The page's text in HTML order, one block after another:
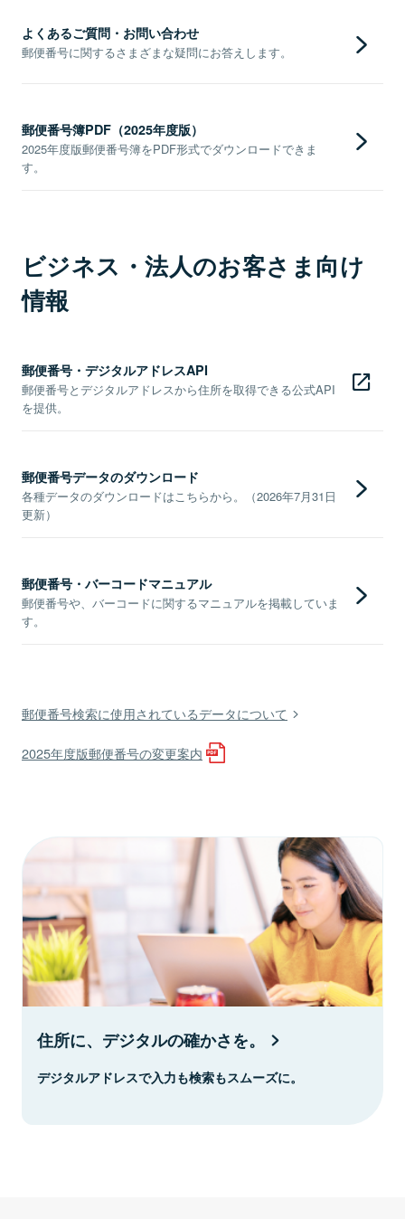
よくあるご質問・お問い合わせ
郵便番号に関するさまざまな疑問にお答えします。
郵便番号簿PDF（2025年度版）
2025年度版郵便番号簿をPDF形式でダウンロードできま
す。
ビジネス・法人のお客さま向け
情報
郵便番号・デジタルアドレスAPI
郵便番号とデジタルアドレスから住所を取得できる公式API
を提供。
郵便番号データのダウンロード
各種データのダウンロードはこちらから。（2026年7月31日
更新）
郵便番号・バーコードマニュアル
郵便番号や、バーコードに関するマニュアルを掲載していま
す。
郵便番号検索に使用されているデータについて
2025年度版郵便番号の変更案内
住所に、デジタルの確かさを。
デジタルアドレスで入力も検索もスムーズに。